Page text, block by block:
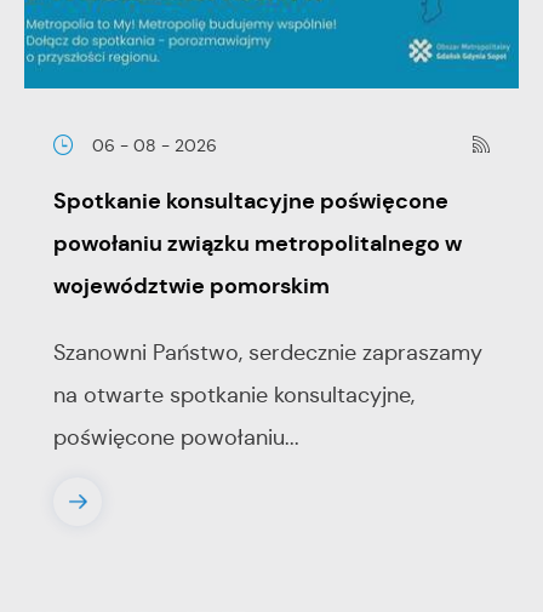
06 - 08 - 2026
Spotkanie konsultacyjne poświęcone
powołaniu związku metropolitalnego w
województwie pomorskim
Szanowni Państwo, serdecznie zapraszamy
na otwarte spotkanie konsultacyjne,
poświęcone powołaniu...